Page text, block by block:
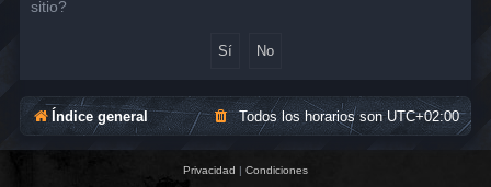
sitio?
Índice general Todos los horarios sonUTC+02:00
Privacidad | Condiciones